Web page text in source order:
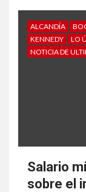
ALCANDÍA
KENNEDY
LO
NOTICIA DE
Salario
sobre el